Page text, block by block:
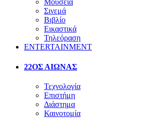
Μουσεία
Σινεμά
Βιβλίο
Εικαστικά
Τηλεόραση
ENTERTAINMENT
22ΟΣ ΑΙΩΝΑΣ
Τεχνολογία
Επιστήμη
Διάστημα
Καινοτομία